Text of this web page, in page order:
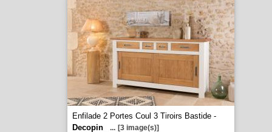
Enfilade 2 Portes Coul 3 Tiroirs Bastide -
Decopin
... [3 image(s)]